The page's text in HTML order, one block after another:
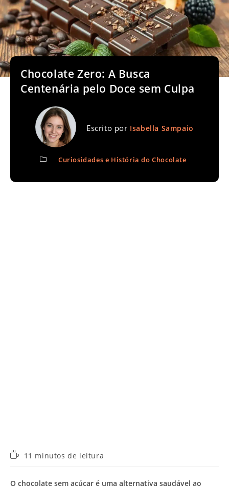
Chocolate Zero: A Busca
Centenária pelo Doce sem Culpa
Escrito por Isabella Sampaio
Curiosidades e História do Chocolate
Tempo11 minutos de leitura
O chocolate sem açúcar é uma alternativa saudável ao